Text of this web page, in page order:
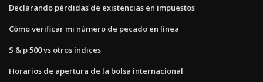
Declarando pérdidas de existencias en impuestos
Cómo verificar mi número de pecado en línea
S & p 500 vs otros índices
Horarios de apertura de la bolsa internacional